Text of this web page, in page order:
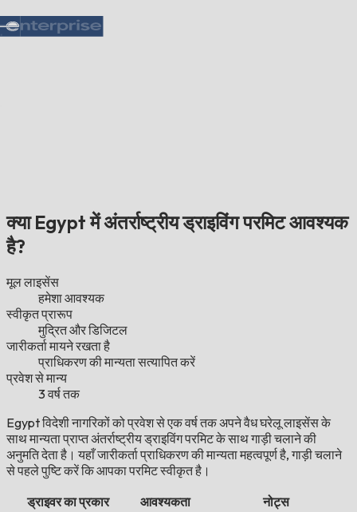
क्या Egypt में अंतर्राष्ट्रीय ड्राइविंग परमिट आवश्यक
है?
मूल लाइसेंस
हमेशा आवश्यक
स्वीकृत प्रारूप
मुद्रित और डिजिटल
जारीकर्ता मायने रखता है
प्राधिकरण की मान्यता सत्यापित करें
प्रवेश से मान्य
3 वर्ष तक
Egypt विदेशी नागरिकों को प्रवेश से एक वर्ष तक अपने वैध घरेलू लाइसेंस के
साथ मान्यता प्राप्त अंतर्राष्ट्रीय ड्राइविंग परमिट के साथ गाड़ी चलाने की
अनुमति देता है। यहाँ जारीकर्ता प्राधिकरण की मान्यता महत्वपूर्ण है, गाड़ी चलाने
से पहले पुष्टि करें कि आपका परमिट स्वीकृत है।
ड्राइवर का प्रकार
आवश्यकता
नोट्स